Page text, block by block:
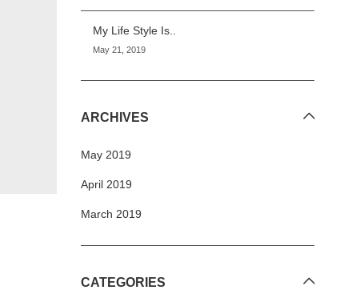
My Life Style Is..
May 21, 2019
ARCHIVES
May 2019
April 2019
March 2019
CATEGORIES